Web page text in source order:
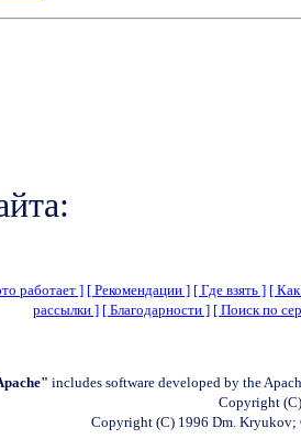
работает ] [ Рекомендации ] [ Где взять ] [
рассылки ] [ Благодарности ] [ Поиск по
includes software developed by the
Copyright
Copyright (C) 1996 Dm.